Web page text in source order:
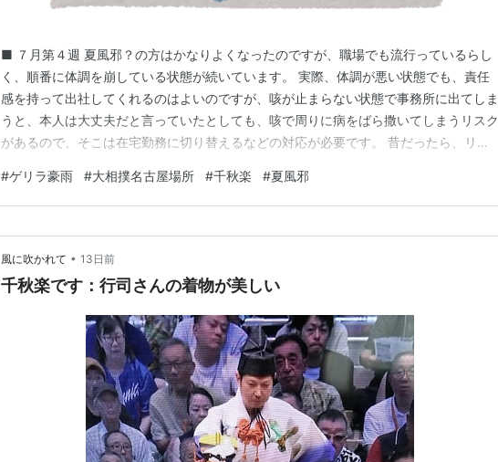
■ ７月第４週 夏風邪？の方はかなりよくなったのですが、職場でも流行っているらし
く、順番に体調を崩している状態が続いています。 実際、体調が悪い状態でも、責任
感を持って出社してくれるのはよいのですが、咳が止まらない状態で事務所に出てしま
うと、本人は大丈夫だと言っていたとしても、咳で周りに病をばら撒いてしまうリスク
があるので、そこは在宅勤務に切り替えるなどの対応が必要です。 昔だったら、リモ
トワークで在宅勤務も可能なので、そこは無理をしないことも大切ですね。 ■ ゲリラ
豪雨 土曜日は、夕方まで仕事をして、そこからジム…
#ゲリラ豪雨 #大相撲名古屋場所 #千秋楽 #夏風邪
風に吹かれて • 13日前
千秋楽です：行司さんの着物が美しい